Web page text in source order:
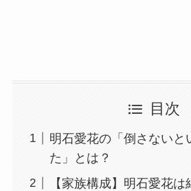
目次
明石愛花の「倒さないと
た」とは？
【家族構成】明石愛花